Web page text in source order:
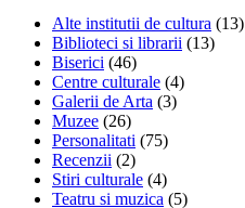
Alte institutii de cultura (13)
Biblioteci si librarii (13)
Biserici (46)
Centre culturale (4)
Galerii de Arta (3)
Muzee (26)
Personalitati (75)
Recenzii (2)
Stiri culturale (4)
Teatru si muzica (5)